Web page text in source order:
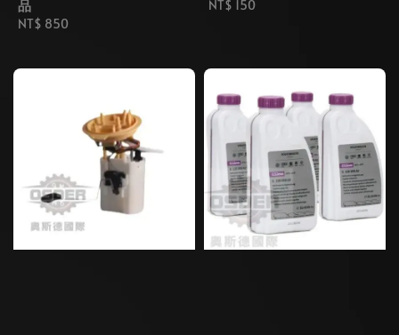
品
Regular
NT$ 850
Regular
NT$ 150